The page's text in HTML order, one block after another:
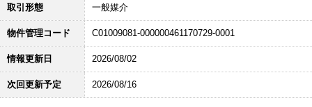
取引形態 一般媒介
物件管理コード C01009081-000000461170729-0001
情報更新日 2026/08/02
次回更新予定 2026/08/16